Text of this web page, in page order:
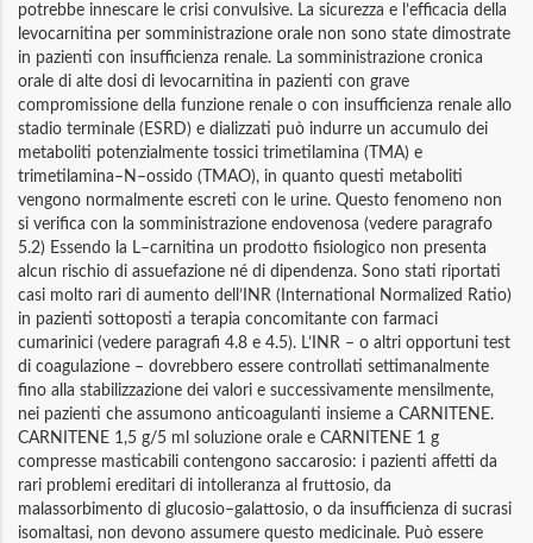
potrebbe innescare le crisi convulsive. La sicurezza e l’efficacia della
levocarnitina per somministrazione orale non sono state dimostrate
in pazienti con insufficienza renale. La somministrazione cronica
orale di alte dosi di levocarnitina in pazienti con grave
compromissione della funzione renale o con insufficienza renale allo
stadio terminale (ESRD) e dializzati può indurre un accumulo dei
metaboliti potenzialmente tossici trimetilamina (TMA) e
trimetilamina–N–ossido (TMAO), in quanto questi metaboliti
vengono normalmente escreti con le urine. Questo fenomeno non
si verifica con la somministrazione endovenosa (vedere paragrafo
5.2) Essendo la L–carnitina un prodotto fisiologico non presenta
alcun rischio di assuefazione né di dipendenza. Sono stati riportati
casi molto rari di aumento dell’INR (International Normalized Ratio)
in pazienti sottoposti a terapia concomitante con farmaci
cumarinici (vedere paragrafi 4.8 e 4.5). L’INR – o altri opportuni test
di coagulazione – dovrebbero essere controllati settimanalmente
fino alla stabilizzazione dei valori e successivamente mensilmente,
nei pazienti che assumono anticoagulanti insieme a CARNITENE.
CARNITENE 1,5 g/5 ml soluzione orale e CARNITENE 1 g
compresse masticabili contengono saccarosio: i pazienti affetti da
rari problemi ereditari di intolleranza al fruttosio, da
malassorbimento di glucosio–galattosio, o da insufficienza di sucrasi
isomaltasi, non devono assumere questo medicinale. Può essere